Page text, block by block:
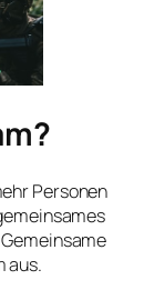
Personen
aus.